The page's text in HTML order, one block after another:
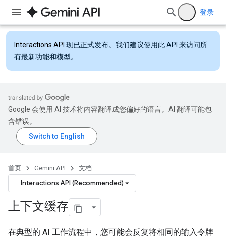
登录
Interactions API 现已正式发布。我们建议使用此 API 来访问所
有最新功能和模型。
Google 会使用 AI 技术将内容翻译成您偏好的语言。AI 翻译可能包
含错误。
首页 Gemini API 文档
Interactions API (Recommended)
上下文缓存
在典型的 AI 工作流程中，您可能会反复将相同的输入令牌